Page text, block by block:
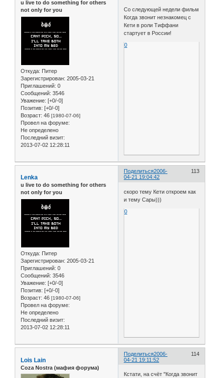
u live to do something for others
not only for you
Откуда: Питер
Зарегистрирован: 2005-03-21
Приглашений: 0
Сообщений: 3546
Уважение: [+0/-0]
Позитив: [+0/-0]
Возраст: 46 [1980-07-06]
Провел на форуме:
Не определено
Последний визит:
2013-07-02 12:28:11
Со следующей недели фильм
Когда звонит незнакомец с
Кети в роли Тиффани
стартует в России!
0
Поделиться 113
2006-
04-21 19:04:42
Lenka
u live to do something for others
not only for you
Откуда: Питер
Зарегистрирован: 2005-03-21
Приглашений: 0
Сообщений: 3546
Уважение: [+0/-0]
Позитив: [+0/-0]
Возраст: 46 [1980-07-06]
Провел на форуме:
Не определено
Последний визит:
2013-07-02 12:28:11
скоро тему Кети откроем как
и тему Сары)))
0
Поделиться 114
2006-
04-21 19:11:52
Lois Lain
Coza Nostra (мафия форума)
Кстати, на счёт "Когда звонит